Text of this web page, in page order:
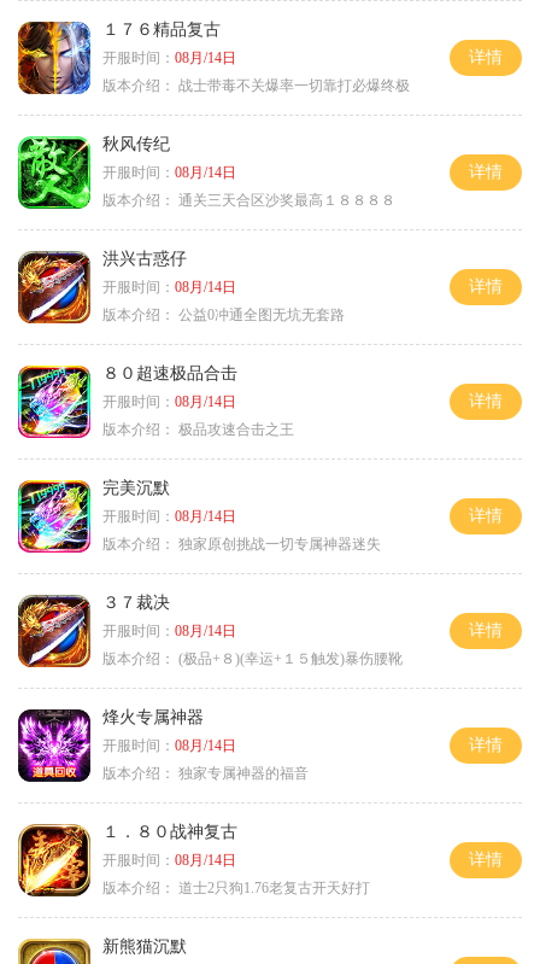
１７６精品复古
开服时间： 08月/14日
版本介绍： 战士带毒不关爆率一切靠打必爆终极
详情
秋风传纪
开服时间： 08月/14日
版本介绍： 通关三天合区沙奖最高１８８８８
详情
洪兴古惑仔
开服时间： 08月/14日
版本介绍： 公益0冲通全图无坑无套路
详情
８０超速极品合击
开服时间： 08月/14日
版本介绍： 极品攻速合击之王
详情
完美沉默
开服时间： 08月/14日
版本介绍： 独家原创挑战一切专属神器迷失
详情
３７裁决
开服时间： 08月/14日
版本介绍： (极品+８)(幸运+１５触发)暴伤腰靴
详情
烽火专属神器
开服时间： 08月/14日
版本介绍： 独家专属神器的福音
详情
１．８０战神复古
开服时间： 08月/14日
版本介绍： 道士2只狗1.76老复古开天好打
详情
新熊猫沉默